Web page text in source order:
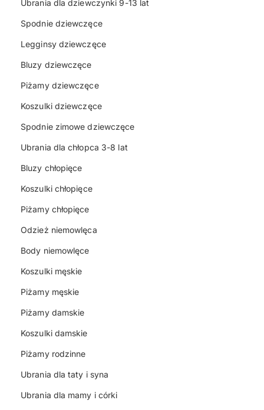
Ubrania dla dziewczynki 9-13 lat
Spodnie dziewczęce
Legginsy dziewczęce
Bluzy dziewczęce
Piżamy dziewczęce
Koszulki dziewczęce
Spodnie zimowe dziewczęce
Ubrania dla chłopca 3-8 lat
Bluzy chłopięce
Koszulki chłopięce
Piżamy chłopięce
Odzież niemowlęca
Body niemowlęce
Koszulki męskie
Piżamy męskie
Piżamy damskie
Koszulki damskie
Piżamy rodzinne
Ubrania dla taty i syna
Ubrania dla mamy i córki